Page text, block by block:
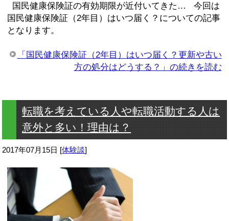
国民健康保険証の有効期限が近付いてきた… 今回は
国民健康保険証（2年目）はいつ届く？についての記事
となります。
「国民健康保険証（2年目）はいつ届く？更新や古い
方の処分はどうする？」の続きを読む
転職を考えている人や転職活動する人は
意外と多い！理由は？
2017年07月15日 [体験談]